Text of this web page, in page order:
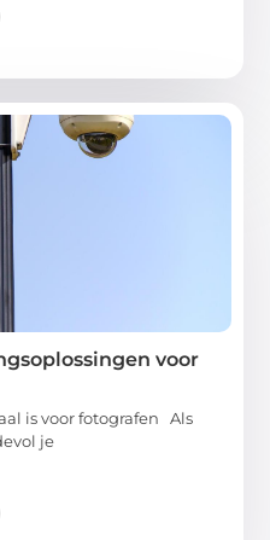
voor
is voor fotografen Als
je